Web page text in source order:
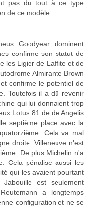
pas du tout à ce type
de ce modèle.
Goodyear dominent
confirme son statut de
les Ligier de Laffite et de
Almirante Brown
confirme le potentiel de
Toutefois il a dû revenir
qui lui donnaient trop
Lotus 81 de de Angelis
septième place avec la
Cela va mal
droite. Villeneuve n'est
De plus Michelin n'a
Cela pénalise aussi les
qui les avaient pourtant
est seulement
a longtemps
configuration et ne se